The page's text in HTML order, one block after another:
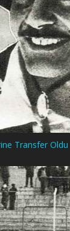
Transfer Oldu